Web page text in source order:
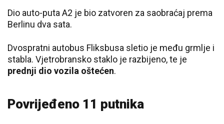
Dio auto-puta A2 je bio zatvoren za saobraćaj prema
Berlinu dva sata.
Dvospratni autobus Fliksbusa sletio je među grmlje i
stabla. Vjetrobransko staklo je razbijeno, te je
prednji dio vozila oštećen.
Povrijeđeno 11 putnika